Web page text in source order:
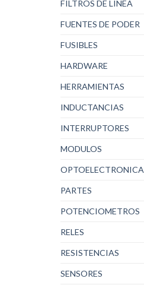
FILTROS DE LINEA
FUENTES DE PODER
FUSIBLES
HARDWARE
HERRAMIENTAS
INDUCTANCIAS
INTERRUPTORES
MODULOS
OPTOELECTRONICA
PARTES
POTENCIOMETROS
RELES
RESISTENCIAS
SENSORES